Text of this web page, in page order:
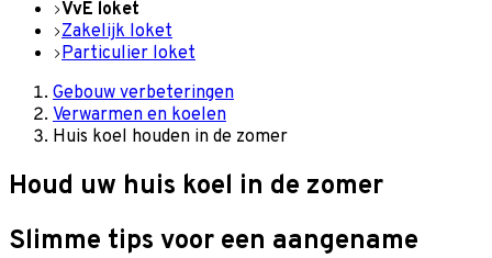
VvE loket
Zakelijk loket
Particulier loket
Gebouw verbeteringen
Verwarmen en koelen
Huis koel houden in de zomer
Houd uw huis koel in de zomer
Slimme tips voor een aangename